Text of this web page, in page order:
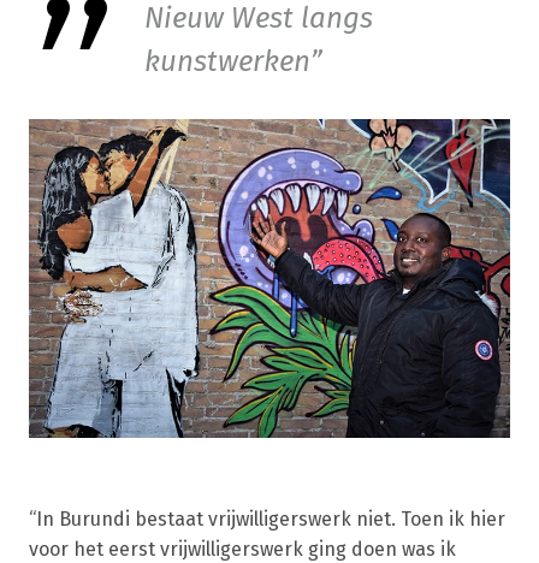
Nieuw West langs
kunstwerken
“In Burundi bestaat vrijwilligerswerk niet. Toen ik hier
voor het eerst vrijwilligerswerk ging doen was ik